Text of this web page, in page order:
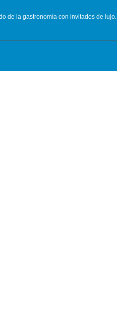
de la gastronomía con invitados de lujo.